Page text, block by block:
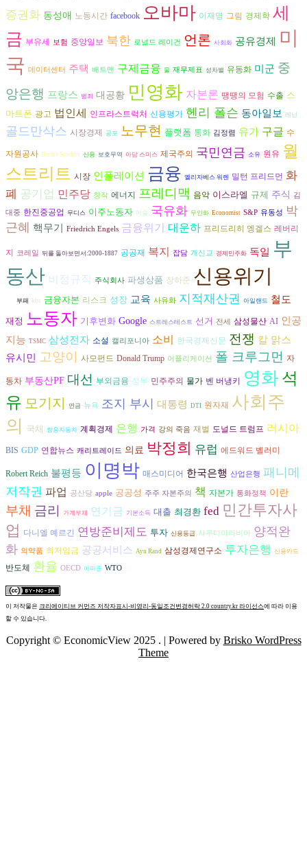
증권화 동성애 노동시간 facebook 오바마 이재명 그림 경제학 세
금 부유세 보험 중앙일보 북한 로널드 레이건 언론 사회화 공유경제
미
국 데이터센터 주택 배트맨 구제금융 물 재무제표 성차별 유동화 미군 중
앙은행 프랑스 범죄 대공황 민영화 자본론 땡땡의 모험 수출 스
마트폰 광고 법인세 인프라스트럭처 신용평가 헨리 폴슨 동아일보 레닌
골드만삭스 시장경제 공포 노무현 플랫폼 통화 김정렴 유가 구글 수
자원공사 Bernie Sanders 신용 보호무역 아담 스미스 제국주의 국민연금 소유 원유 월
스트리트 시장 인플레이션 금융 엘리자베스 워렌 밀턴 프리드먼 화
폐 공기업 민주당 창작 에너지 프레디맥 음악 이스라엘 규제 주식 김
대중 한진중공업 무디스 이주노동자 미술 국유화 무인화 Economist S&P 유동성
박
근혜
핵무기 Friedrich Engels 금융위기 대운하 프리드리히 엥겔스 레버리
지 코레일 뒤를 돌아보면서:2000-1887 공공재 복지 잡담 개신교 경제민주화 독일 부
동산 비정규직 주식회사 파생상품 장하준 신용위기
부패 kbs 금융자본 리스크 성장 교육 사유화 지적재산권 아일랜드 철도
재정 노동자 기후변화 Google 스트레스테스트 선거 전세 삼성물산 AI 인공
지능 TSMC 삼성전자 소설 캘리포니아 소비 한국경제신문 전쟁 칼 맑스
유시민 고양이 사모펀드 Donald Trump 어플리케이션 폴 크루그먼 자
동차 부동산PF 대선 부외금융 정부 민주주의 물가 벤 버냉키 영화석
유 모기지 연금 뉴욕 조지 부시 대통령 DTI 원자재 사회주
의
국채 쌍용자동차 계획경제 은행 가격 강의 죽음 재벌 도널드 트럼프 러시아
BIS GDP 연합뉴스 캐리트레이드 의료 박정희 유럽 에드워드 벨러미
Robert Reich 불평등 이명박 매스미디어 한국은행 산업은행 패니메
저작권 파업 공산당 apple 공공성 주주 자본주의 책 자본가 통화정책 이란
부채 금리 가계부채 연기금 기본소득 대출 최경환 fed 민간투자사
업 다니엘 예르긴 연방준비제도 투자 신용등급 사우디아라비아 양적완
화 의약품 최저임금 공공서비스 Ayn Rand 삼성경제연구소 투자은행 신용카드
반도체 환율 OECD 아마존 WTO
이 저작물은 크리에이티브 커먼즈 저작자표시-비영리-동일조건변경허락 2.0 country.kr 라이선스에 따라 이용
할 수 있습니다.
Copyright © EconomicView 2025 . | Powered by Brisko WordPress
Theme